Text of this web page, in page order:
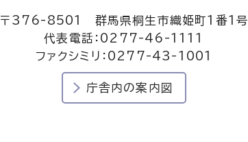
〒376-8501 群馬県桐生市織姫町1番1号
代表電話：0277-46-1111
ファクシミリ：0277-43-1001
庁舎内の案内図